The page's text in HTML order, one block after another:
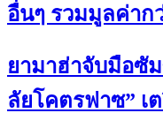
อื่นๆ รวมมูลค่าก
ยามาฮ่าจับมือซั
ลัยโคตรฟาซ” เ